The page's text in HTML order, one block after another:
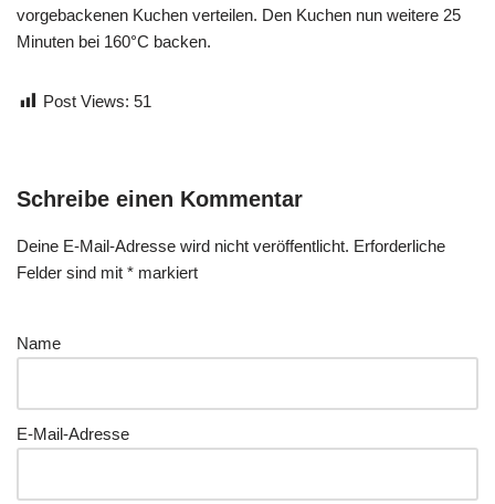
vorgebackenen Kuchen verteilen. Den Kuchen nun weitere 25
Minuten bei 160°C backen.
Post Views: 51
Schreibe einen Kommentar
Deine E-Mail-Adresse wird nicht veröffentlicht. Erforderliche
Felder sind mit * markiert
Name
E-Mail-Adresse